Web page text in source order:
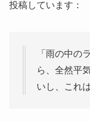
投稿しています：
「雨の中の
ら、全然平
いし、これ